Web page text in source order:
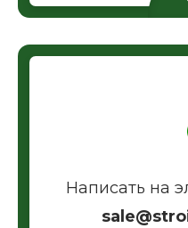
Написать на